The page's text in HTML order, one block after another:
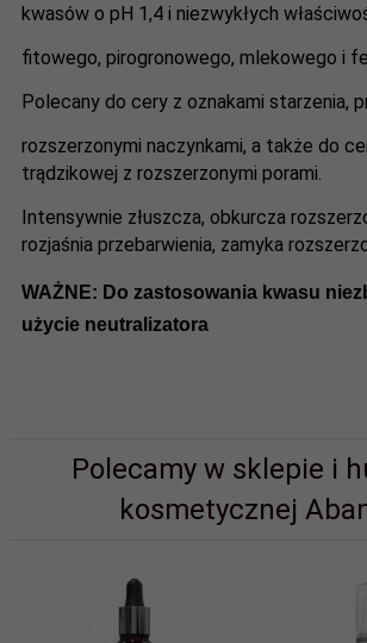
kwasów o pH 1,4 i niezwykłych
fitowego, pirogronowego, mlekowego i
Polecany do cery z oznakami starzenia,
rozszerzonymi naczynkami, a także do
trądzikowej z rozszerzonymi porami.
Intensywnie złuszcza, obkurcza
rozjaśnia przebarwienia, zamyka
WAŻNE: Do zastosowania kwasu
użycie neutralizatora
Polecamy w sklepie i
kosmetycznej